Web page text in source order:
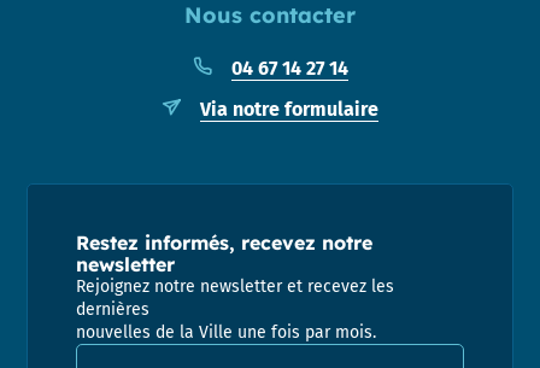
Nous contacter
04 67 14 27 14
Via notre formulaire
Restez informés, recevez notre
newsletter
Rejoignez notre newsletter et recevez les
dernières
nouvelles de la Ville une fois par mois.
Adresse email pour la newsletter